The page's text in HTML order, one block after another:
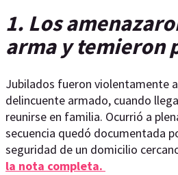
1. Los
arma y temieron
Jubilados fueron violentamente
delincuente armado, cuando
reunirse en familia. Ocurrió a
secuencia quedó documentada
seguridad de un domicilio
la nota completa.